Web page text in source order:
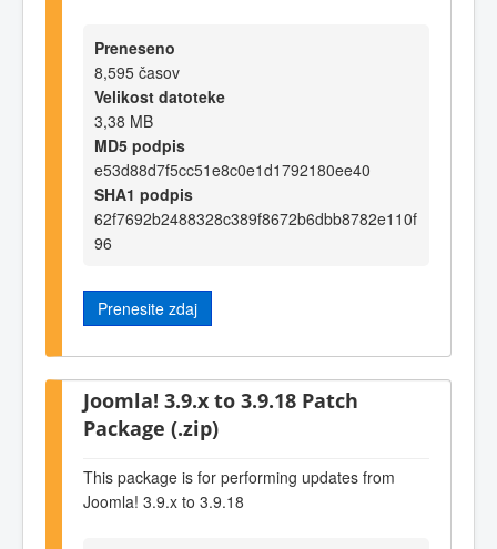
Preneseno
8,595 časov
Velikost datoteke
3,38 MB
MD5 podpis
e53d88d7f5cc51e8c0e1d1792180ee40
SHA1 podpis
62f7692b2488328c389f8672b6dbb8782e110f
96
Prenesite zdaj
Joomla! 3.9.x to 3.9.18 Patch
Package (.zip)
This package is for performing updates from
Joomla! 3.9.x to 3.9.18